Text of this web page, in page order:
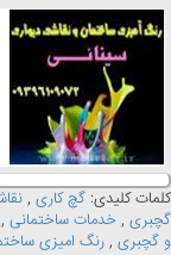
کلمات کلیدی: گچ کاری ,
گچبری , خدمات ساختمانی ,
و گچبری , رنگ امیزی